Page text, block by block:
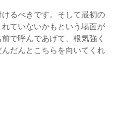
るべきです。そして最初の
ていないかもという場面が
で呼んであげて、根気強く
だんとこちらを向いてくれ